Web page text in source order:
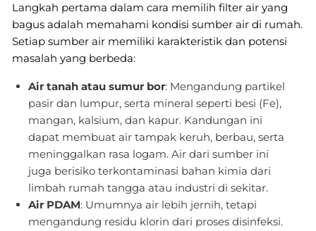
Langkah pertama dalam cara memilih filter air yang
bagus adalah memahami kondisi sumber air di rumah.
Setiap sumber air memiliki karakteristik dan potensi
masalah yang berbeda:
Air tanah atau sumur bor: Mengandung partikel
pasir dan lumpur, serta mineral seperti besi (Fe),
mangan, kalsium, dan kapur. Kandungan ini
dapat membuat air tampak keruh, berbau, serta
meninggalkan rasa logam. Air dari sumber ini
juga berisiko terkontaminasi bahan kimia dari
limbah rumah tangga atau industri di sekitar.
Air PDAM: Umumnya air lebih jernih, tetapi
mengandung residu klorin dari proses disinfeksi.